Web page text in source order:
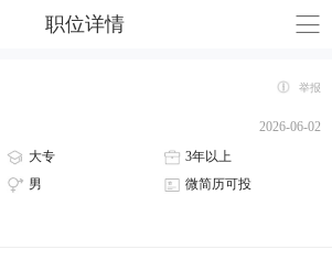
职位详情
举报
2026-06-02
大专
3年以上
男 微简历可投